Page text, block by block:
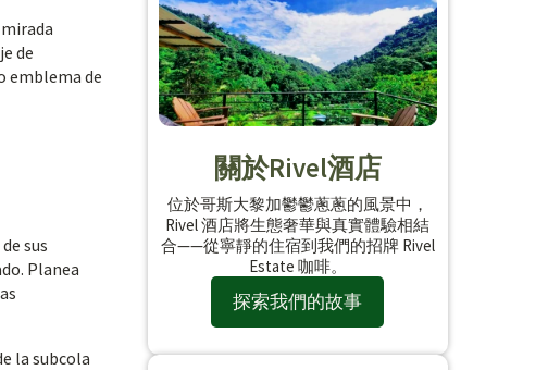
de
emblema de
sus
Planea
la subcola
關於Rivel酒店
位於哥斯大黎加鬱鬱蔥蔥的風景中，
Rivel 酒店將生態奢華與真實體驗相結
合——從寧靜的住宿到我們的招牌 Rivel
Estate 咖啡。
探索我們的故事